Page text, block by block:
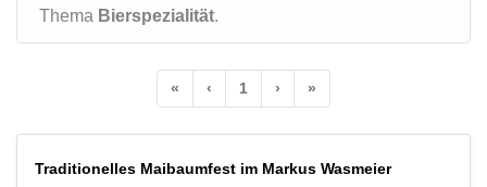
Thema Bierspezialität.
« ‹ 1 › »
Traditionelles Maibaumfest im Markus Wasmeier